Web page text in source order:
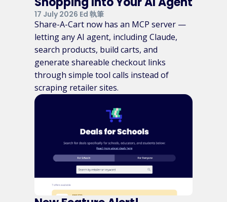
17 July 2026 Ed 執筆
Share-A-Cart now has an MCP server —
letting any AI agent, including Claude,
search products, build carts, and
generate shareable checkout links
through simple tool calls instead of
scraping retailer sites.